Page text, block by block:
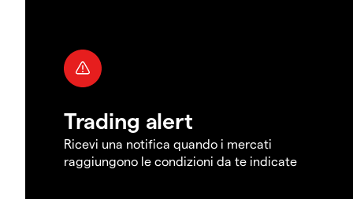
Trading alert
Ricevi una notifica quando i mercati
raggiungono le condizioni da te indicate